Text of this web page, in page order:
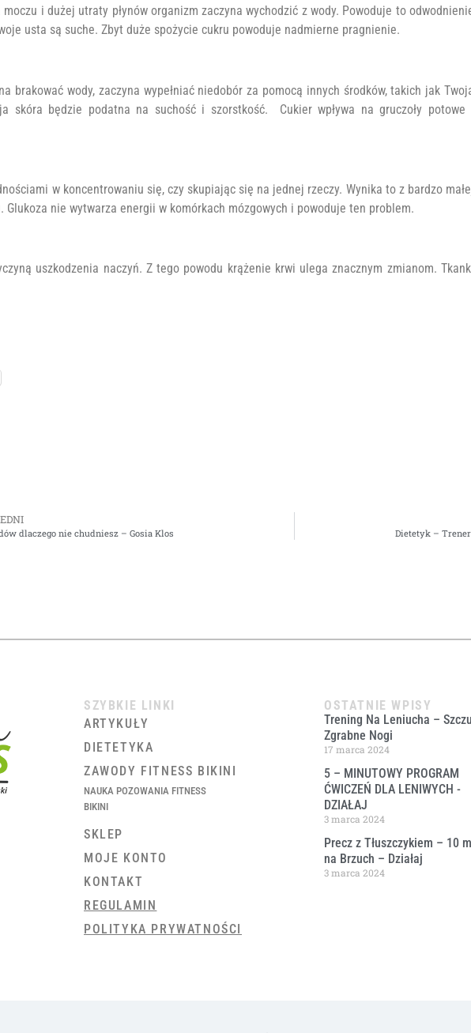
i dużej utraty płynów organizm zaczyna wychodzić z wody. Powoduje to
usta są suche. Zbyt duże spożycie cukru powoduje nadmierne pragnienie.
brakować wody, zaczyna wypełniać niedobór za pomocą innych środków, takich jak
skóra będzie podatna na suchość i szorstkość. Cukier wpływa na gruczoły potowe
w koncentrowaniu się, czy skupiając się na jednej rzeczy. Wynika to z bardzo
nie wytwarza energii w komórkach mózgowych i powoduje ten problem.
uszkodzenia naczyń. Z tego powodu krążenie krwi ulega znacznym zmianom.
dlaczego nie chudniesz – Gosia Klos Dietetyk –
SZYBKIE LINKI
ARTYKUŁY
DIETETYKA
ZAWODY FITNESS BIKINI
NAUKA POZOWANIA FITNESS
BIKINI
SKLEP
MOJE KONTO
KONTAKT
REGULAMIN
POLITYKA PRYWATNOŚCI
OSTATNIE WPISY
Trening Na Leniucha –
Zgrabne Nogi
17 marca 2024
5 – MINUTOWY PROGRAM
ĆWICZEŃ DLA LENIWYCH ​-
DZIAŁAJ
3 marca 2024
Precz z Tłuszczykiem – 10
na Brzuch – Działaj
3 marca 2024